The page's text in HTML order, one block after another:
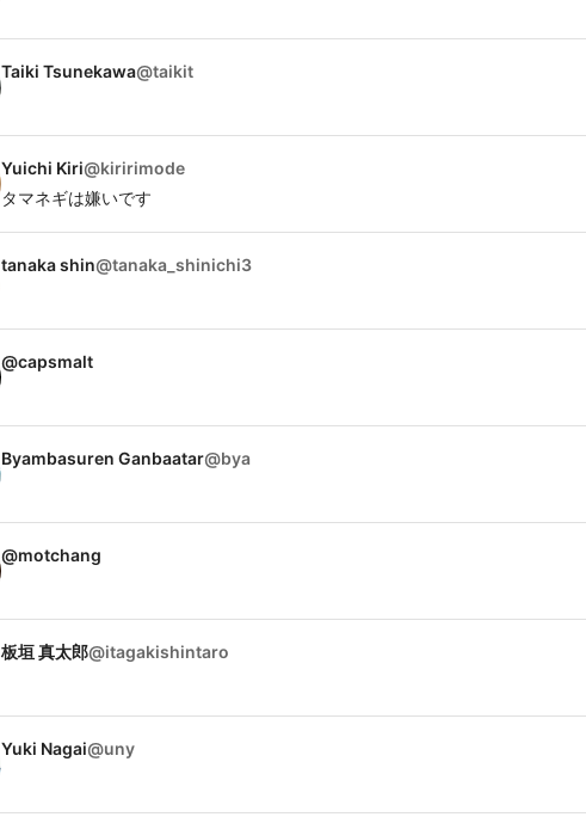
Taiki Tsunekawa@taikit
Yuichi Kiri@kiririmode
タマネギは嫌いです
tanaka shin@tanaka_shinichi3
@capsmalt
Byambasuren Ganbaatar@bya
@motchang
板垣 真太郎@itagakishintaro
Yuki Nagai@uny